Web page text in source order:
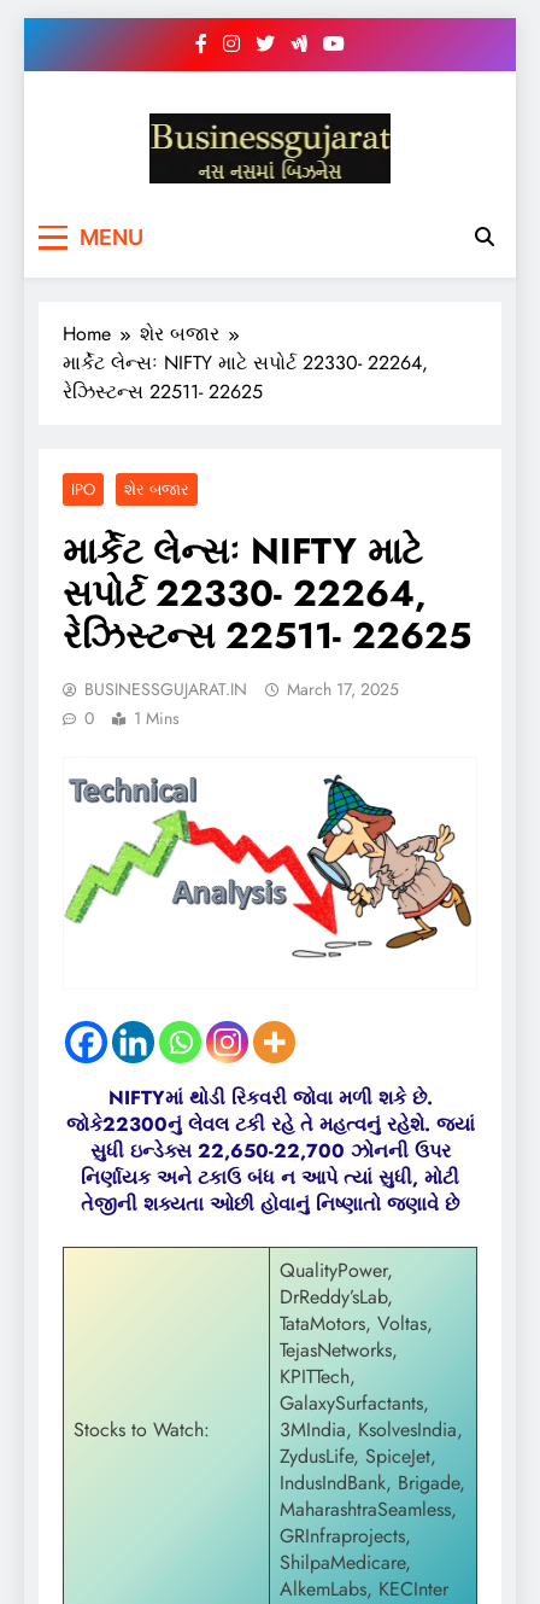
BUSINESS GUJARAT
MENU
Home
શેર બજાર
માર્કેટ લેન્સઃ NIFTY માટે સપોર્ટ 22330- 22264,
રેઝિસ્ટન્સ 22511- 22625
IPO શેર બજાર
માર્કેટ લેન્સઃ NIFTY માટે
સપોર્ટ 22330- 22264,
રેઝિસ્ટન્સ 22511- 22625
BUSINESSGUJARAT.IN
March 17, 2025
0
1 Mins
NIFTYમાં થોડી રિકવરી જોવા મળી શકે છે.
જોકે22300નું લેવલ ટકી રહે તે મહત્વનું રહેશે. જ્યાં
સુધી ઇન્ડેક્સ 22,650-22,700 ઝોનની ઉપર
નિર્ણાયક અને ટકાઉ બંધ ન આપે ત્યાં સુધી, મોટી
તેજીની શક્યતા ઓછી હોવાનું નિષ્ણાતો જણાવે છે
Stocks to Watch:
QualityPower,
DrReddy’sLab,
TataMotors, Voltas,
TejasNetworks,
KPITTech,
GalaxySurfactants,
3MIndia, KsolvesIndia,
ZydusLife, SpiceJet,
IndusIndBank, Brigade,
MaharashtraSeamless,
GRInfraprojects,
ShilpaMedicare,
AlkemLabs, KECInter